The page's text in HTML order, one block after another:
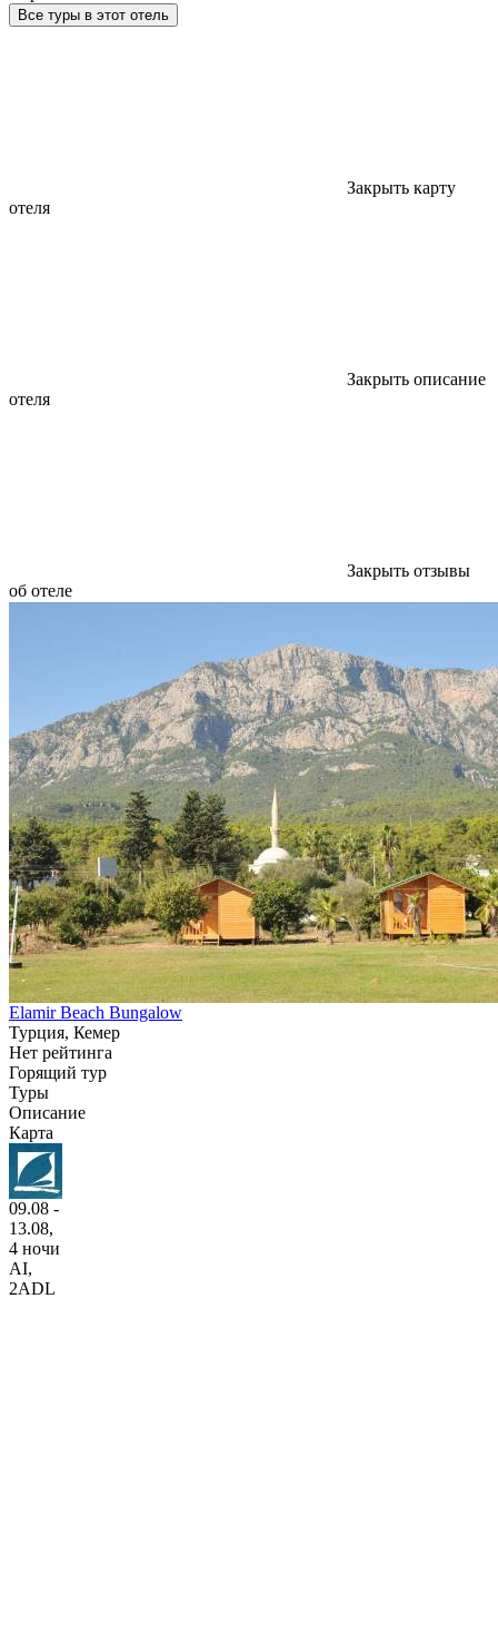
Все туры в этот отель
Закрыть карту
отеля
Закрыть описание
отеля
Закрыть отзывы
об отеле
Elamir Beach Bungalow
Турция, Кемер
Нет рейтинга
Горящий тур
Туры
Описание
Карта
09.08 -
13.08,
4 ночи
AI,
2ADL